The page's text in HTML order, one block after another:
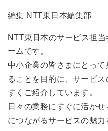
編集 NTT東日本編集部
NTT東日本のサービス担
ームです。
中小企業の皆さまにとっ
ることを目的に、サービ
すくご紹介しています。
日々の業務にすぐに活か
につながるサービスの魅力